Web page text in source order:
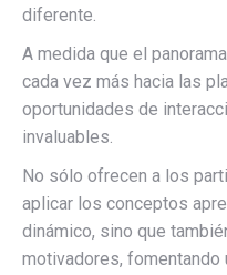
diferente.
A medida que el
cada vez más hacia las
oportunidades de
invaluables.
No sólo ofrecen a los
aplicar los conceptos
dinámico, sino que
motivadores, fomentando